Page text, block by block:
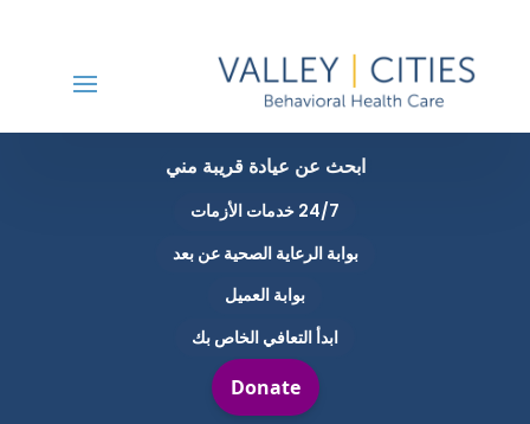
ابحث عن عيادة قريبة مني
24/7 خدمات الأزمات
بوابة الرعاية الصحية عن بعد
بوابة العميل
ابدأ التعافي الخاص بك